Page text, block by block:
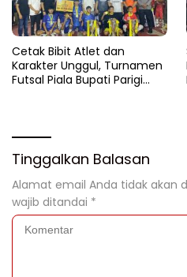
Cetak Bibit Atlet dan
Karakter Unggul, Turnamen
Futsal Piala Bupati Parigi
Tinggalkan Balasan
Alamat email Anda tidak akan
wajib ditandai *